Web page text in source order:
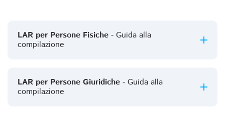
LAR per Persone Fisiche - Guida alla
compilazione
LAR per Persone Giuridiche - Guida alla
compilazione